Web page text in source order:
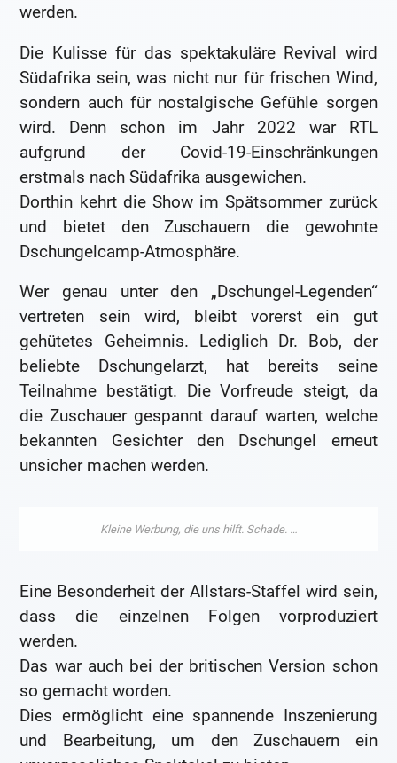
werden.
Die Kulisse für das spektakuläre Revival wird
Südafrika sein, was nicht nur für frischen Wind,
sondern auch für nostalgische Gefühle sorgen
wird. Denn schon im Jahr 2022 war RTL
aufgrund der Covid-19-Einschränkungen
erstmals nach Südafrika ausgewichen.
Dorthin kehrt die Show im Spätsommer zurück
und bietet den Zuschauern die gewohnte
Dschungelcamp-Atmosphäre.
Wer genau unter den „Dschungel-Legenden“
vertreten sein wird, bleibt vorerst ein gut
gehütetes Geheimnis. Lediglich Dr. Bob, der
beliebte Dschungelarzt, hat bereits seine
Teilnahme bestätigt. Die Vorfreude steigt, da
die Zuschauer gespannt darauf warten, welche
bekannten Gesichter den Dschungel erneut
unsicher machen werden.
Eine Besonderheit der Allstars-Staffel wird sein,
dass die einzelnen Folgen vorproduziert
werden.
Das war auch bei der britischen Version schon
so gemacht worden.
Dies ermöglicht eine spannende Inszenierung
und Bearbeitung, um den Zuschauern ein